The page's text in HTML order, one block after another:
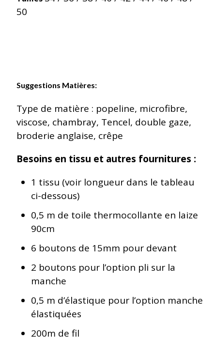
50
Suggestions Matières:
Type de matière : popeline, microfibre,
viscose, chambray, Tencel, double gaze,
broderie anglaise, crêpe
Besoins en tissu et autres fournitures :
1 tissu (voir longueur dans le tableau
ci-dessous)
0,5 m de toile thermocollante en laize
90cm
6 boutons de 15mm pour devant
2 boutons pour l’option pli sur la
manche
0,5 m d’élastique pour l’option manche
élastiquées
200m de fil